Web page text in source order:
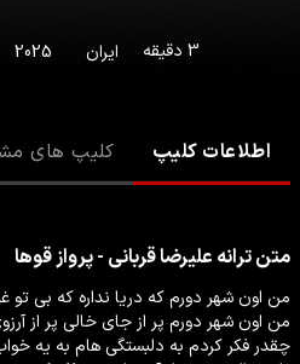
3 دقیقه ایران 2025
اطلاعات کلیپ کلیپ های مشابه
متن ترانه علیرضا قربانی - پرواز قوها